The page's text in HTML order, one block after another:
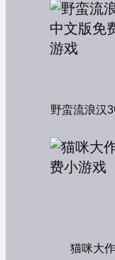
野蛮流浪汉
猫咪大